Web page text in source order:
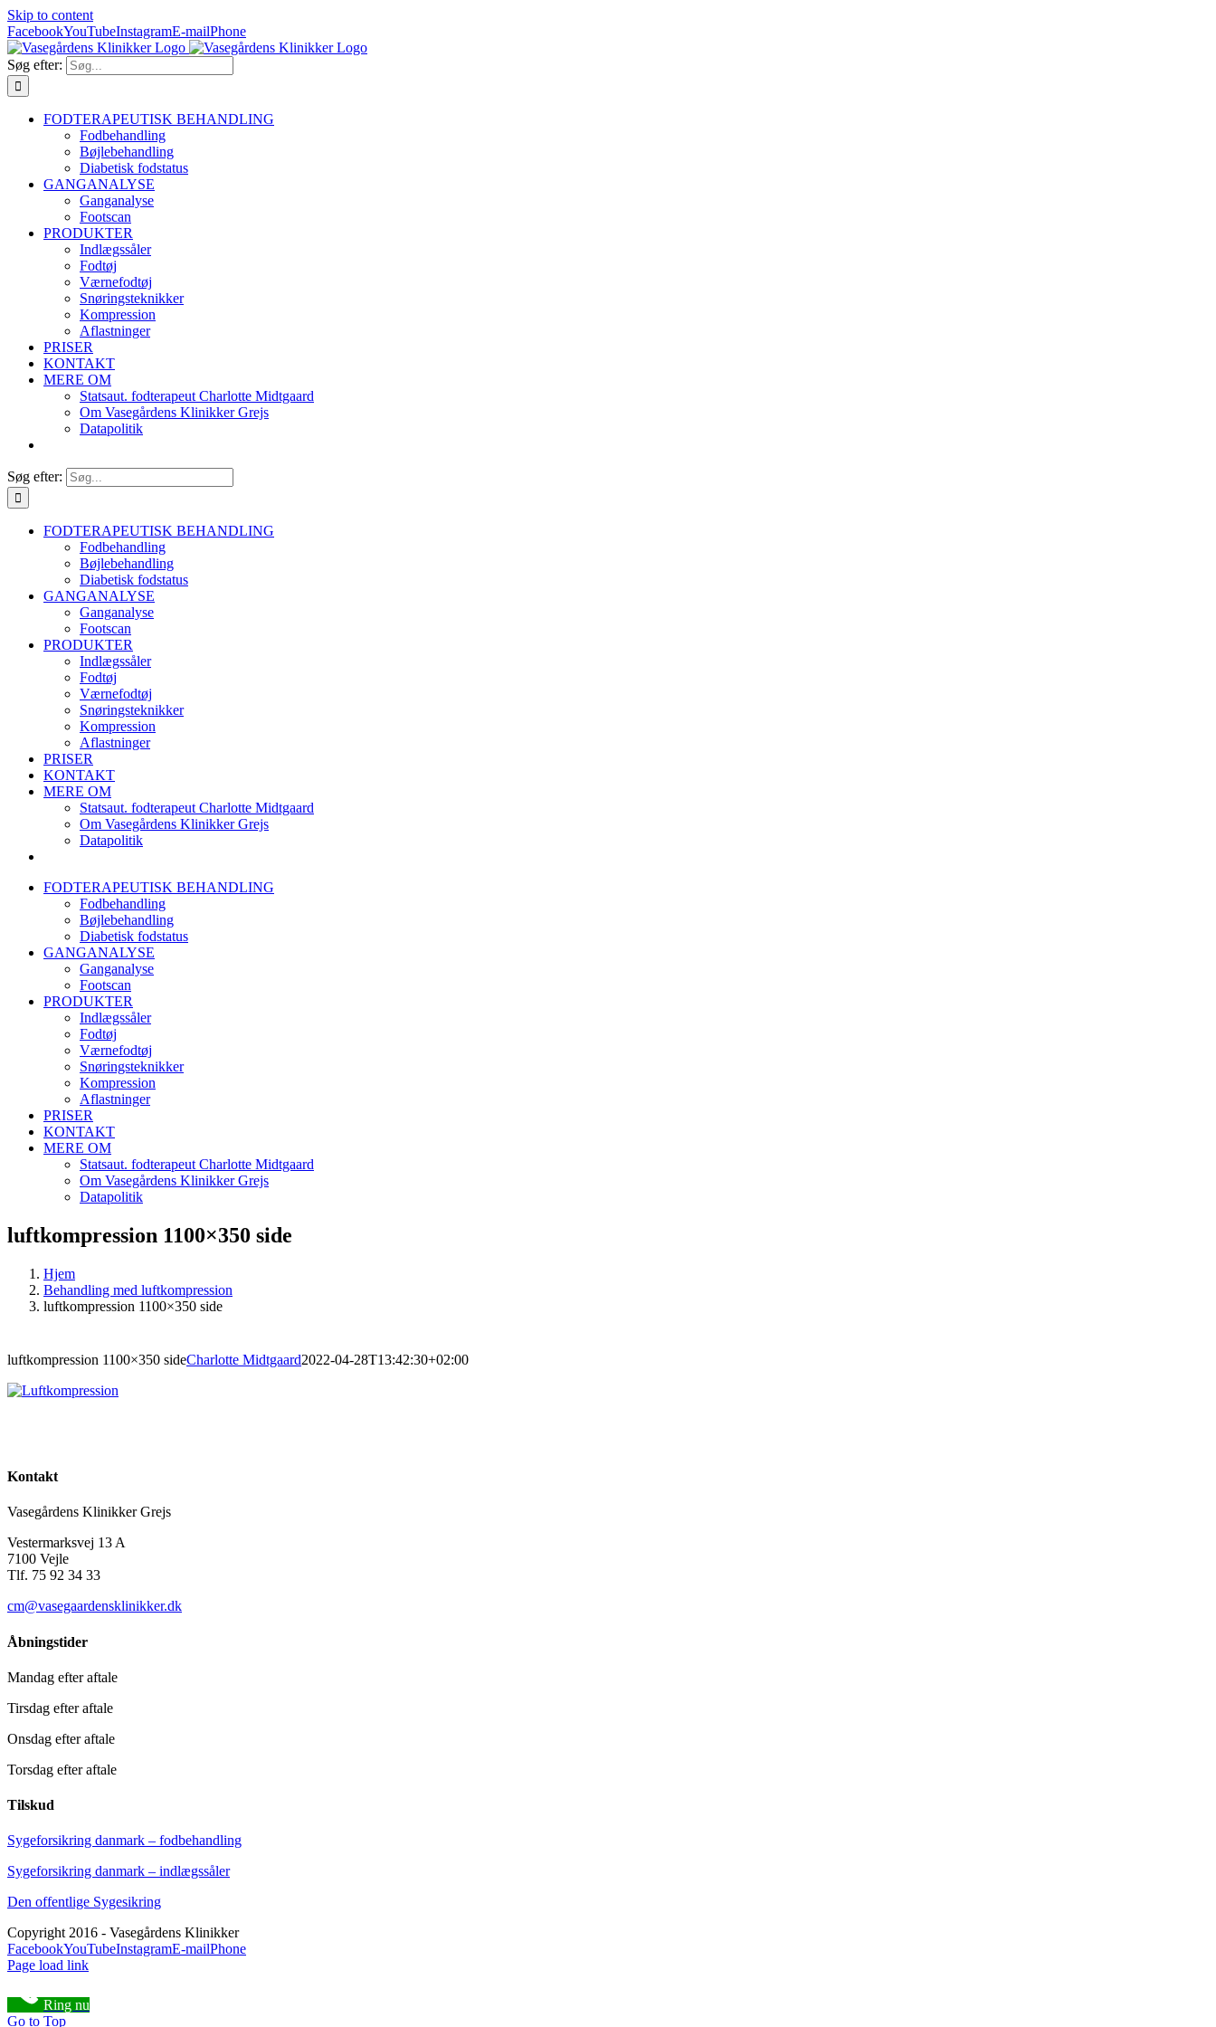
Skip to content
FacebookYouTubeInstagramE-mailPhone
Søg efter:
FODTERAPEUTISK BEHANDLING
Fodbehandling
Bøjlebehandling
Diabetisk fodstatus
GANGANALYSE
Ganganalyse
Footscan
PRODUKTER
Indlægssåler
Fodtøj
Værnefodtøj
Snøringsteknikker
Kompression
Aflastninger
PRISER
KONTAKT
MERE OM
Statsaut. fodterapeut Charlotte Midtgaard
Om Vasegårdens Klinikker Grejs
Datapolitik
Søg efter:
FODTERAPEUTISK BEHANDLING
Fodbehandling
Bøjlebehandling
Diabetisk fodstatus
GANGANALYSE
Ganganalyse
Footscan
PRODUKTER
Indlægssåler
Fodtøj
Værnefodtøj
Snøringsteknikker
Kompression
Aflastninger
PRISER
KONTAKT
MERE OM
Statsaut. fodterapeut Charlotte Midtgaard
Om Vasegårdens Klinikker Grejs
Datapolitik
FODTERAPEUTISK BEHANDLING
Fodbehandling
Bøjlebehandling
Diabetisk fodstatus
GANGANALYSE
Ganganalyse
Footscan
PRODUKTER
Indlægssåler
Fodtøj
Værnefodtøj
Snøringsteknikker
Kompression
Aflastninger
PRISER
KONTAKT
MERE OM
Statsaut. fodterapeut Charlotte Midtgaard
Om Vasegårdens Klinikker Grejs
Datapolitik
luftkompression 1100×350 side
Hjem
Behandling med luftkompression
luftkompression 1100×350 side
luftkompression 1100×350 sideCharlotte Midtgaard2022-04-28T13:42:30+02:00
Kontakt
Vasegårdens Klinikker Grejs
Vestermarksvej 13 A
7100 Vejle
Tlf. 75 92 34 33
cm@vasegaardensklinikker.dk
Åbningstider
Mandag efter aftale
Tirsdag efter aftale
Onsdag efter aftale
Torsdag efter aftale
Tilskud
Sygeforsikring danmark – fodbehandling
Sygeforsikring danmark – indlægssåler
Den offentlige Sygesikring
Copyright 2016 - Vasegårdens Klinikker
FacebookYouTubeInstagramE-mailPhone
Page load link
Ring nu
Go to Top